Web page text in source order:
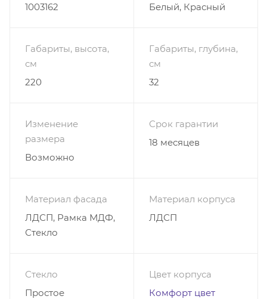
1003162
Белый, Красный
Габариты, высота,
см
220
Габариты, глубина,
см
32
Изменение
размера
Возможно
Срок гарантии
18 месяцев
Материал фасада
ЛДСП, Рамка МДФ,
Стекло
Материал корпуса
ЛДСП
Стекло
Простое
Цвет корпуса
Комфорт цвет